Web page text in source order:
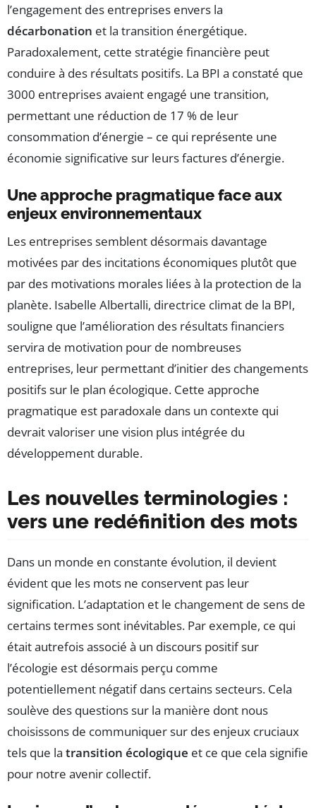
l’engagement des entreprises envers la
décarbonation et la transition énergétique.
Paradoxalement, cette stratégie financière peut
conduire à des résultats positifs. La BPI a constaté que
3000 entreprises avaient engagé une transition,
permettant une réduction de 17 % de leur
consommation d’énergie – ce qui représente une
économie significative sur leurs factures d’énergie.
Une approche pragmatique face aux
enjeux environnementaux
Les entreprises semblent désormais davantage
motivées par des incitations économiques plutôt que
par des motivations morales liées à la protection de la
planète. Isabelle Albertalli, directrice climat de la BPI,
souligne que l’amélioration des résultats financiers
servira de motivation pour de nombreuses
entreprises, leur permettant d’initier des changements
positifs sur le plan écologique. Cette approche
pragmatique est paradoxale dans un contexte qui
devrait valoriser une vision plus intégrée du
développement durable.
Les nouvelles terminologies :
vers une redéfinition des mots
Dans un monde en constante évolution, il devient
évident que les mots ne conservent pas leur
signification. L’adaptation et le changement de sens de
certains termes sont inévitables. Par exemple, ce qui
était autrefois associé à un discours positif sur
l’écologie est désormais perçu comme
potentiellement négatif dans certains secteurs. Cela
soulève des questions sur la manière dont nous
choisissons de communiquer sur des enjeux cruciaux
tels que la transition écologique et ce que cela signifie
pour notre avenir collectif.